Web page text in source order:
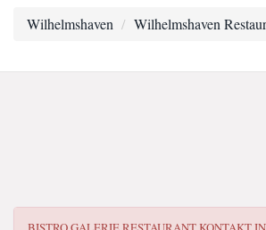
Wilhelmshaven Wilhelmshaven